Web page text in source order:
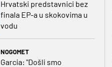
Hrvatski predstavnici bez
finala EP-a u skokovima u
vodu
NOGOMET
Garcia: "Došli smo